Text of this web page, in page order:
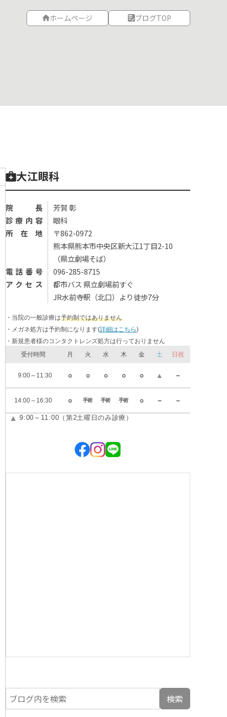
ホームページ ブログTOP
大江眼科
院長
芳賀 彰
診療内容
眼科
所在地
〒862-0972
熊本県熊本市中央区新大江1丁目2-10
（県⽴劇場そば）
電話番号
096-285-8715
アクセス
都市バス 県立劇場前すぐ
JR水前寺駅（北口）より徒歩7分